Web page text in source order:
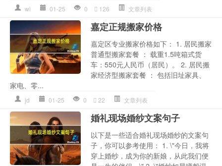
wi 01-25 0 126 文章列表
嘉定正规搬家价格
嘉定区专业搬家价格如下： 1. 居民搬家
普通型搬家套餐 ： 载重1.5吨箱式货
车：550元人民币（居民）。 2. 居民搬
家经济型搬家套餐 ： 包括旧址家具、
家电、零...
jd 01-25 0 22 文章列表
婚礼现场婚纱文案句子
以下是一些适合婚礼现场婚纱的文案句
子，你可以参考使用： 1. \"今日，我将
穿上婚纱，成为你的新娘，从此我们便